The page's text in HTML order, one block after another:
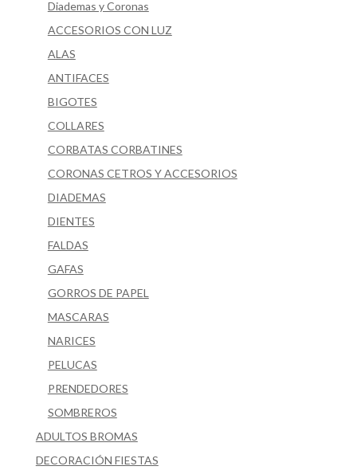
Diademas y Coronas
ACCESORIOS CON LUZ
ALAS
ANTIFACES
BIGOTES
COLLARES
CORBATAS CORBATINES
CORONAS CETROS Y ACCESORIOS
DIADEMAS
DIENTES
FALDAS
GAFAS
GORROS DE PAPEL
MASCARAS
NARICES
PELUCAS
PRENDEDORES
SOMBREROS
ADULTOS BROMAS
DECORACIÓN FIESTAS